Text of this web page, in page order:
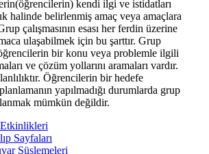
kendi ilgi ve istidatları
halinde belirlenmiş amaç veya amaçlara
çalışmasının esası her ferdin üzerine
ulaşabilmek için bu şarttır. Grup
öğrencilerin bir konu veya problemle ilgili
ve çözüm yollarını aramaları vardır.
Öğrencilerin bir hedefe
yapılmadığı durumlarda grup
mümkün değildir.
Sayfaları
Süslemeleri